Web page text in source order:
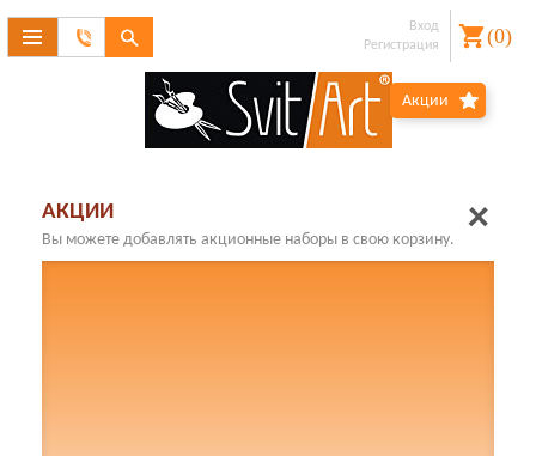
Связаться
Вход
Регистрация
Забыли
пароль?
(0)
Акции
АКЦИИ
Вы можете добавлять акционные наборы в свою корзину.